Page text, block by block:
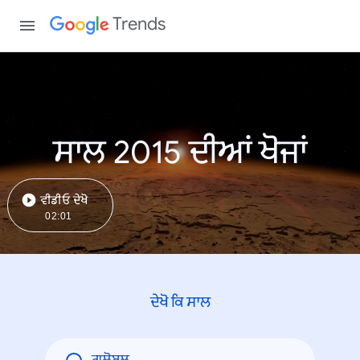
Trends
ਸਾਲ 2015 ਦੀਆਂ ਖੋਜਾਂ
ਵੀਡੀਓ ਦੇਖੋ
02:01
ਦੇਖੋ ਕਿ ਸਾਲ